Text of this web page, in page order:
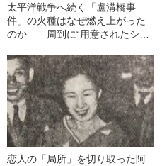
太平洋戦争へ続く「盧溝橋事
件」の火種はなぜ燃え上がった
のか――周到に“用意されたシナ
恋人の「局所」を切り取った阿